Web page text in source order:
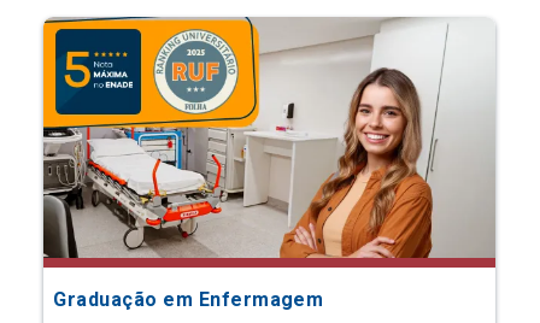
Graduação em Enfermagem